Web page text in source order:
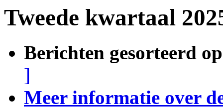
Tweede kwartaal
Berichten gesorteerd
]
Meer informatie over